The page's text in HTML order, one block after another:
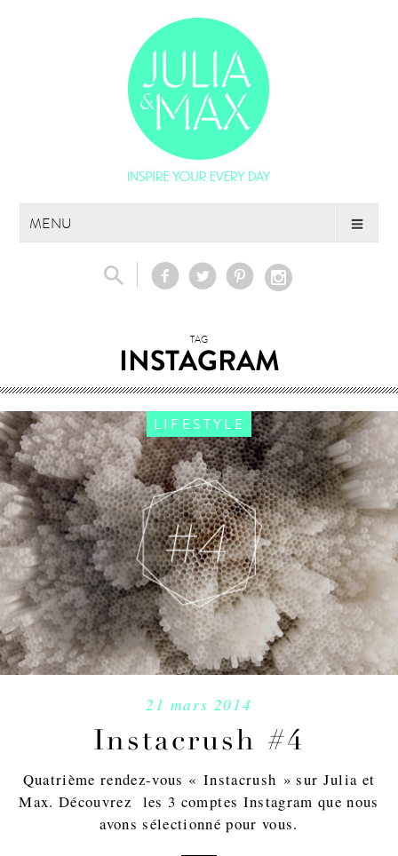
MENU
TAG
INSTAGRAM
LIFESTYLE
21 mars 2014
Instacrush #4
Quatrième rendez-vous « Instacrush » sur Julia et
Max. Découvrez les 3 comptes Instagram que nous
avons sélectionné pour vous.